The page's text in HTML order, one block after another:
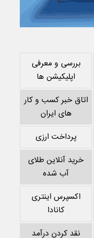
بررسی و معرفی
اپلیکیشن ها
اتاق خبر کسب و کار
های ایران
پرداخت ارزی
خرید آنلاین طلای
آب شده
اکسپرس اینتری
کانادا
نقد کردن درآمد